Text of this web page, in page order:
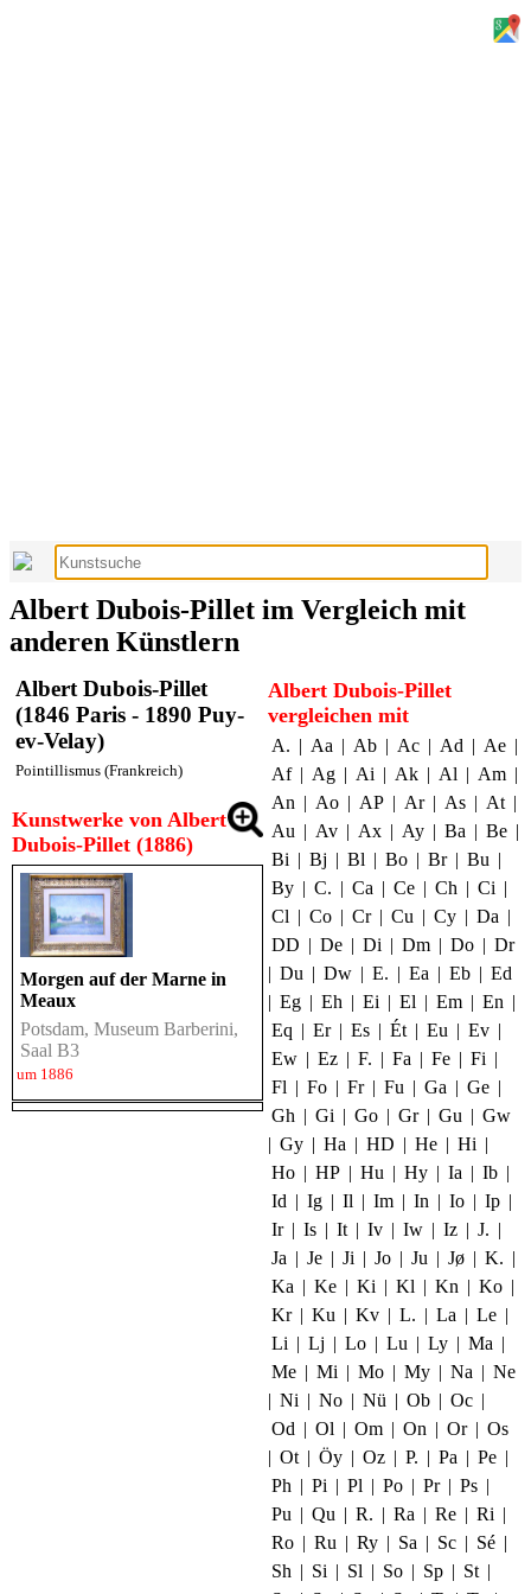
Albert Dubois-Pillet im Vergleich mit
anderen Künstlern
Albert Dubois-Pillet
(1846 Paris - 1890 Puy-
ev-Velay)
Pointillismus (Frankreich)
Kunstwerke von Albert
Dubois-Pillet (1886)
Morgen auf der Marne in
Meaux
Potsdam, Museum Barberini,
Saal B3
um 1886
Albert Dubois-Pillet
vergleichen mit
A. | Aa | Ab | Ac | Ad | Ae |
Af | Ag | Ai | Ak | Al | Am |
An | Ao | AP | Ar | As | At |
Au | Av | Ax | Ay | Ba | Be |
Bi | Bj | Bl | Bo | Br | Bu |
By | C. | Ca | Ce | Ch | Ci |
Cl | Co | Cr | Cu | Cy | Da |
DD | De | Di | Dm | Do | Dr
| Du | Dw | E. | Ea | Eb | Ed
| Eg | Eh | Ei | El | Em | En |
Eq | Er | Es | Ét | Eu | Ev |
Ew | Ez | F. | Fa | Fe | Fi |
Fl | Fo | Fr | Fu | Ga | Ge |
Gh | Gi | Go | Gr | Gu | Gw
| Gy | Ha | HD | He | Hi |
Ho | HP | Hu | Hy | Ia | Ib |
Id | Ig | Il | Im | In | Io | Ip |
Ir | Is | It | Iv | Iw | Iz | J. |
Ja | Je | Ji | Jo | Ju | Jø | K. |
Ka | Ke | Ki | Kl | Kn | Ko |
Kr | Ku | Kv | L. | La | Le |
Li | Lj | Lo | Lu | Ly | Ma |
Me | Mi | Mo | My | Na | Ne
| Ni | No | Nü | Ob | Oc |
Od | Ol | Om | On | Or | Os
| Ot | Öy | Oz | P. | Pa | Pe |
Ph | Pi | Pl | Po | Pr | Ps |
Pu | Qu | R. | Ra | Re | Ri |
Ro | Ru | Ry | Sa | Sc | Sé |
Sh | Si | Sl | So | Sp | St |